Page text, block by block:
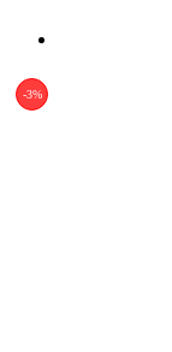
-3%